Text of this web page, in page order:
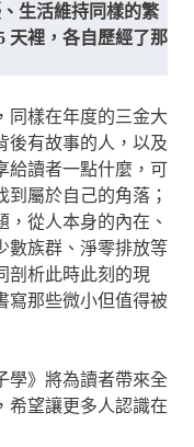
生活維持同樣的繁
天裡，各自歷經了那
同樣在年度的三金大
後有故事的人，以及
給讀者一點什麼，可
屬於自己的角落；
，從人本身的內在、
數族群、淨零排放等
剖析此時此刻的現
寫那些微小但值得被
學》將為讀者帶來全
希望讓更多人認識在